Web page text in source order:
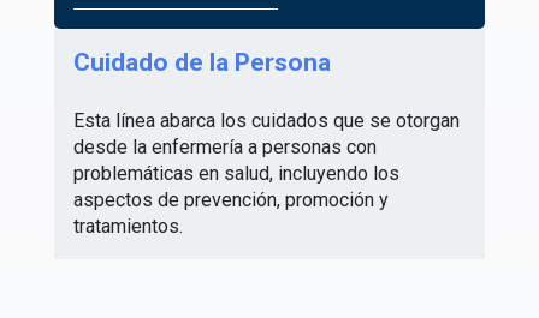
Cuidado de la Persona
Esta línea abarca los cuidados que se otorgan
desde la enfermería a personas con
problemáticas en salud, incluyendo los
aspectos de prevención, promoción y
tratamientos.